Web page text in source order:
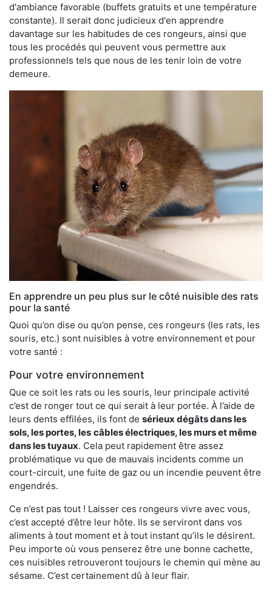
d'ambiance favorable (buffets gratuits et une température
constante). Il serait donc judicieux d'en apprendre
davantage sur les habitudes de ces rongeurs, ainsi que
tous les procédés qui peuvent vous permettre aux
professionnels tels que nous de les tenir loin de votre
demeure.
En apprendre un peu plus sur le côté nuisible des rats
pour la santé
Quoi qu’on dise ou qu’on pense, ces rongeurs (les rats, les
souris, etc.) sont nuisibles à votre environnement et pour
votre santé :
Pour votre environnement
Que ce soit les rats ou les souris, leur principale activité
c’est de ronger tout ce qui serait à leur portée. À l’aide de
leurs dents effilées, ils font de sérieux dégâts dans les
sols, les portes, les câbles électriques, les murs et même
dans les tuyaux. Cela peut rapidement être assez
problématique vu que de mauvais incidents comme un
court-circuit, une fuite de gaz ou un incendie peuvent être
engendrés.
Ce n’est pas tout ! Laisser ces rongeurs vivre avec vous,
c’est accepté d’être leur hôte. Ils se serviront dans vos
aliments à tout moment et à tout instant qu’ils le désirent.
Peu importe où vous penserez être une bonne cachette,
ces nuisibles retrouveront toujours le chemin qui mène au
sésame. C’est certainement dû à leur flair.